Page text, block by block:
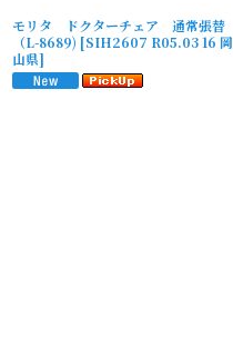
モリタ ドクターチェア 通常張替
（L-8689) [SIH2607 R05.03 16 岡
山県]